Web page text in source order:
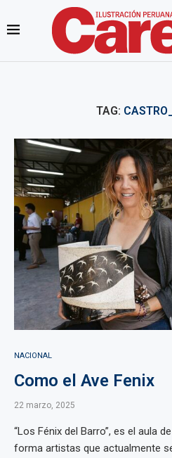
TAG:
NACIONAL
Como el Ave Fenix
22 marzo, 2025
“Los Fénix del Barro”, es el aula
forma artistas que actualmente